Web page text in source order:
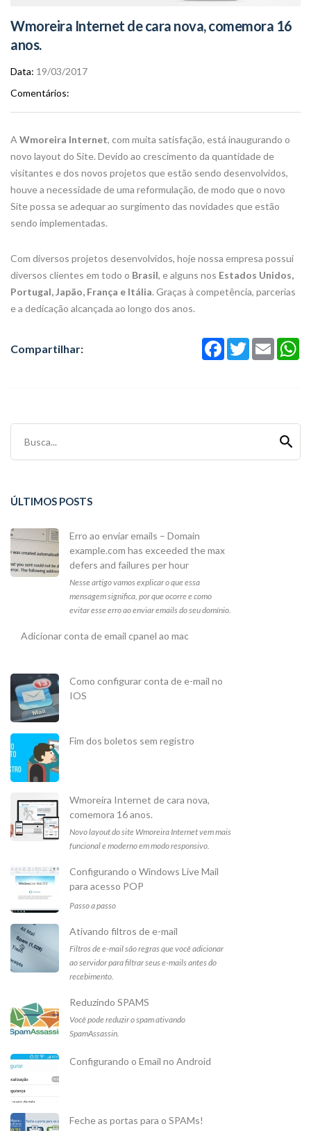
Wmoreira Internet de cara nova, comemora 16
anos.
Data 19/03/2017
Comentários
A Wmoreira Internet, com muita satisfação, está inaugurando o
novo layout do Site. Devido ao crescimento da quantidade de
visitantes e dos novos projetos que estão sendo desenvolvidos,
houve a necessidade de uma reformulação, de modo que o novo
Site possa se adequar ao surgimento das novidades que estão
sendo implementadas.
Com diversos projetos desenvolvidos, hoje nossa empresa possui
diversos clientes em todo o Brasil, e alguns nos Estados Unidos,
Portugal, Japão, França e Itália. Graças à competência, parcerias
e a dedicação alcançada ao longo dos anos.
Compartilhar: FacebookTwitterEmail
Busca...
ÚLTIMOS POSTS
Erro ao enviar emails – Domain
example.com has exceeded the max
defers and failures per hour
Nesse artigo vamos explicar o que essa
mensagem significa, por que ocorre e como
evitar esse erro ao enviar emails do seu domínio.
Adicionar conta de email cpanel ao mac
Como configurar conta de e-mail no
IOS
Fim dos boletos sem registro
Wmoreira Internet de cara nova,
comemora 16 anos.
Novo layout do site Wmoreira Internet vem mais
funcional e moderno em modo responsivo.
Configurando o Windows Live Mail
para acesso POP
Passo a passo
Ativando filtros de e-mail
Filtros de e-mail são regras que você adicionar
ao servidor para filtrar seus e-mails antes do
recebimento.
Reduzindo SPAMS
Você pode reduzir o spam ativando
SpamAssassin.
Configurando o Email no Android
Feche as portas para o SPAMs!